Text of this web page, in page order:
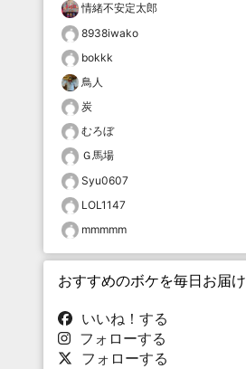
情緒不安定太郎
8938iwako
bokkk
鳥人
炭
むろぼ
Ｇ馬場
Syu0607
LOL1147
mmmmm
おすすめのボケを毎日お届け
いいね！する
フォローする
フォローする